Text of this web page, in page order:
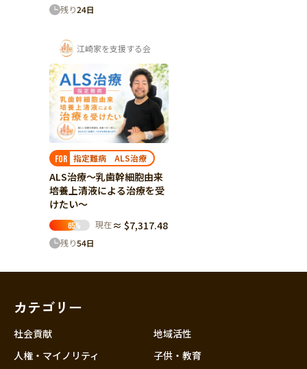
残り24日
江崎家を支援する会
FOR 指定難病 ALS治療
ALS治療～乳歯幹細胞由来
培養上清液による治療を受
けたい～
65% 現在 ≈ $7,317.48
残り54日
カテゴリー
社会貢献
人権・マイノリティ
地域活性
子供・教育